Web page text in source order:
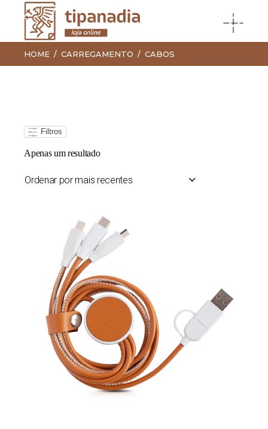
HOME CARREGAMENTO CABOS
Filtros
Apenas um resultado
Ordenar por mais recentes